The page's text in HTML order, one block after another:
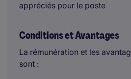
appréciés pour le poste
Conditions et Avantages
La rémunération et les
sont :